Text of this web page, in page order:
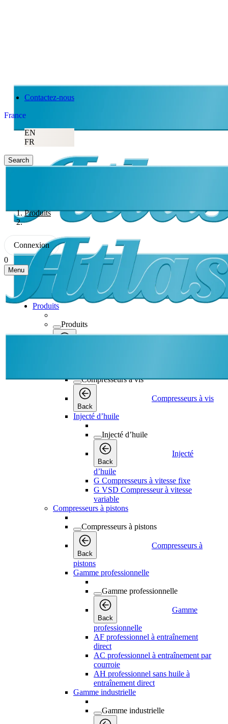
Contactez-nous
France
EN
FR
Search
Produits
Connexion
0
Menu
Produits
Produits
Compresseurs à vis
Back
Compresseurs à vis
Injecté d’huile
Injecté d’huile
Back
Injecté
d’huile
G Compresseurs à vitesse fixe
G VSD Compresseur à vitesse
variable
Compresseurs à pistons
Compresseurs à pistons
Back
Compresseurs à
pistons
Gamme professionnelle
Gamme professionnelle
Back
Gamme
professionnelle
AF professionnel à entraînement
direct
AC professionnel à entraînement par
courroie
AH professionnel sans huile à
entraînement direct
Gamme industrielle
Gamme industrielle